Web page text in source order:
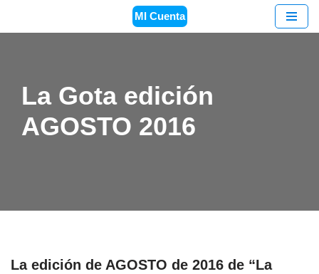
MI Cuenta
La Gota edición
AGOSTO 2016
La edición de AGOSTO de 2016 de “La